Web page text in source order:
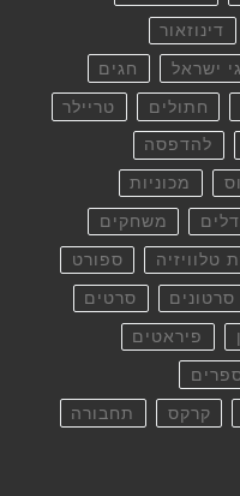
דינוזאור
ישראל חגים
חתולים טריילר
להדפסה
מכוניות
משחקים
טלוויזיה ספורט
סרטונים סרטים
פיראטים
קרקס תחבורה